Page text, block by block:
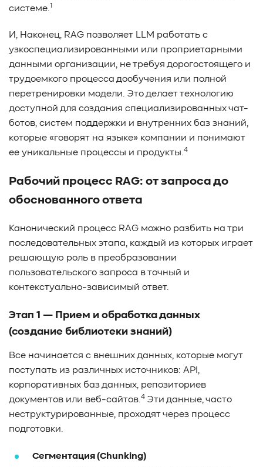
системе.1
И, Наконец, RAG позволяет LLM работать с
узкоспециализированными или проприетарными
данными организации, не требуя дорогостоящего и
трудоемкого процесса дообучения или полной
перетренировки модели. Это делает технологию
доступной для создания специализированных чат-
ботов, систем поддержки и внутренних баз знаний,
которые «говорят на языке» компании и понимают
ее уникальные процессы и продукты.4
Рабочий процесс RAG: от запроса до
обоснованного ответа
Канонический процесс RAG можно разбить на три
последовательных этапа, каждый из которых играет
решающую роль в преобразовании
пользовательского запроса в точный и
контекстуально-зависимый ответ.
Этап 1 — Прием и обработка данных
(создание библиотеки знаний)
Все начинается с внешних данных, которые могут
поступать из различных источников: API,
корпоративных баз данных, репозиториев
документов или веб-сайтов.4 Эти данные, часто
неструктурированные, проходят через процесс
подготовки.
Сегментация (Chunking)